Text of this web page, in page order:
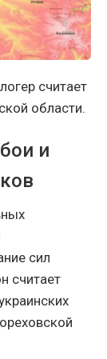
считает
области.
и
сил
считает